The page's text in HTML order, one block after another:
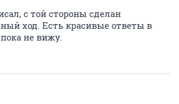
с той стороны сделан
ход. Есть красивые ответы в
не вижу.